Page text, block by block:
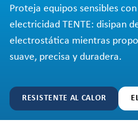
Proteja equipos sensibles
electricidad TENTE: disipan
electrostática mientras
suave, precisa y duradera.
RESISTENTE AL CALOR